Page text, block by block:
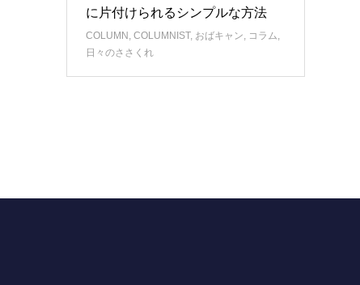
に片付けられるシンプルな方法
COLUMN , COLUMNIST, おばキャン, コラム,
日々のささくれ